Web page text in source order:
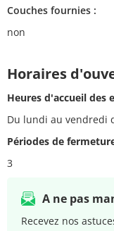
Couches fournies :
non
Horaires
Heures d'accueil des
Du lundi au vendredi
Périodes de
3
A ne pas
Recevez nos